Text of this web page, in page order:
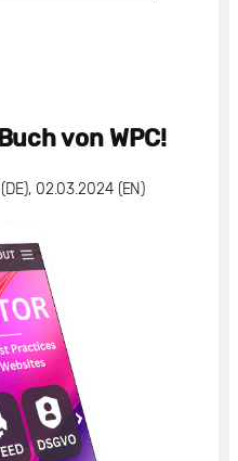
von WPC!
02.03.2024 (EN)